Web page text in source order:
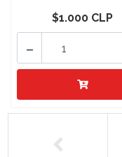
$1.000 CLP
-